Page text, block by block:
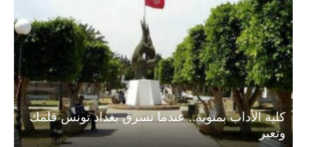
كلية الأداب بمنوبة.. عندما تسرق بغداد تونس قلمك
وتعبر